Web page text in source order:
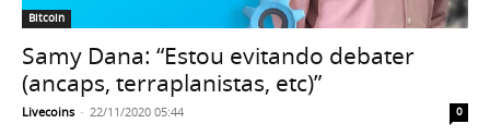
Bitcoin
Samy Dana: “Estou evitando debater
(ancaps, terraplanistas, etc)”
Livecoins - 22/11/2020 05:44 0